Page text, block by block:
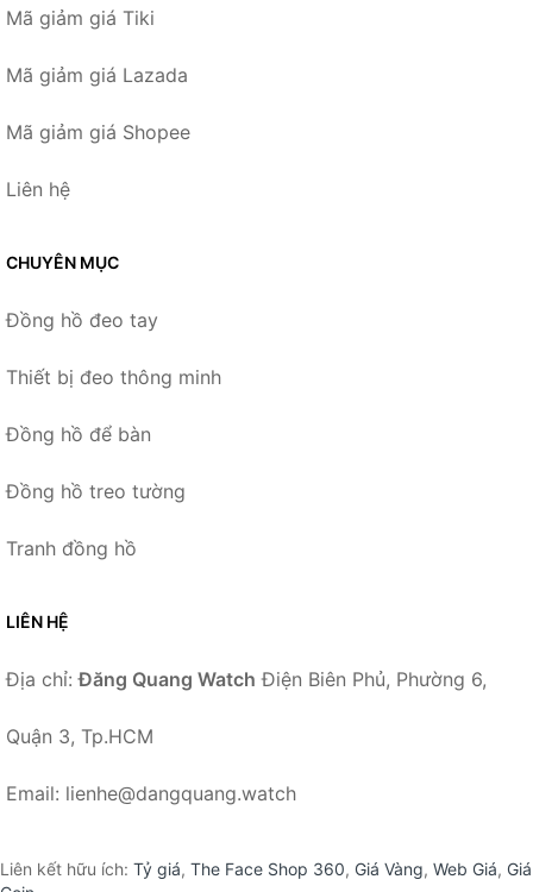
Mã giảm giá Tiki
Mã giảm giá Lazada
Mã giảm giá Shopee
Liên hệ
CHUYÊN MỤC
Đồng hồ đeo tay
Thiết bị đeo thông minh
Đồng hồ để bàn
Đồng hồ treo tường
Tranh đồng hồ
LIÊN HỆ
Địa chỉ:Đăng Quang Watch Điện Biên Phủ, Phường 6,
Quận 3, Tp.HCM
Email: lienhe@dangquang.watch
Liên kết hữu ích: Tỷ giá, The Face Shop 360, Giá Vàng, Web Giá, Giá